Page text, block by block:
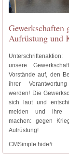
Gewerkschaften
Aufrüstung und
unsere
Vorstände auf, den
ihrer
werden! Die
sich laut und
melden und ihre
machen: gegen
Aufrüstung!
CMSimple hide#